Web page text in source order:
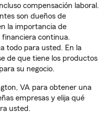
compensación laboral.
son dueños de
la importancia de
financiera continua.
todo para usted. En la
de que tiene los productos
su negocio.
VA para obtener una
empresas y elija qué
usted.